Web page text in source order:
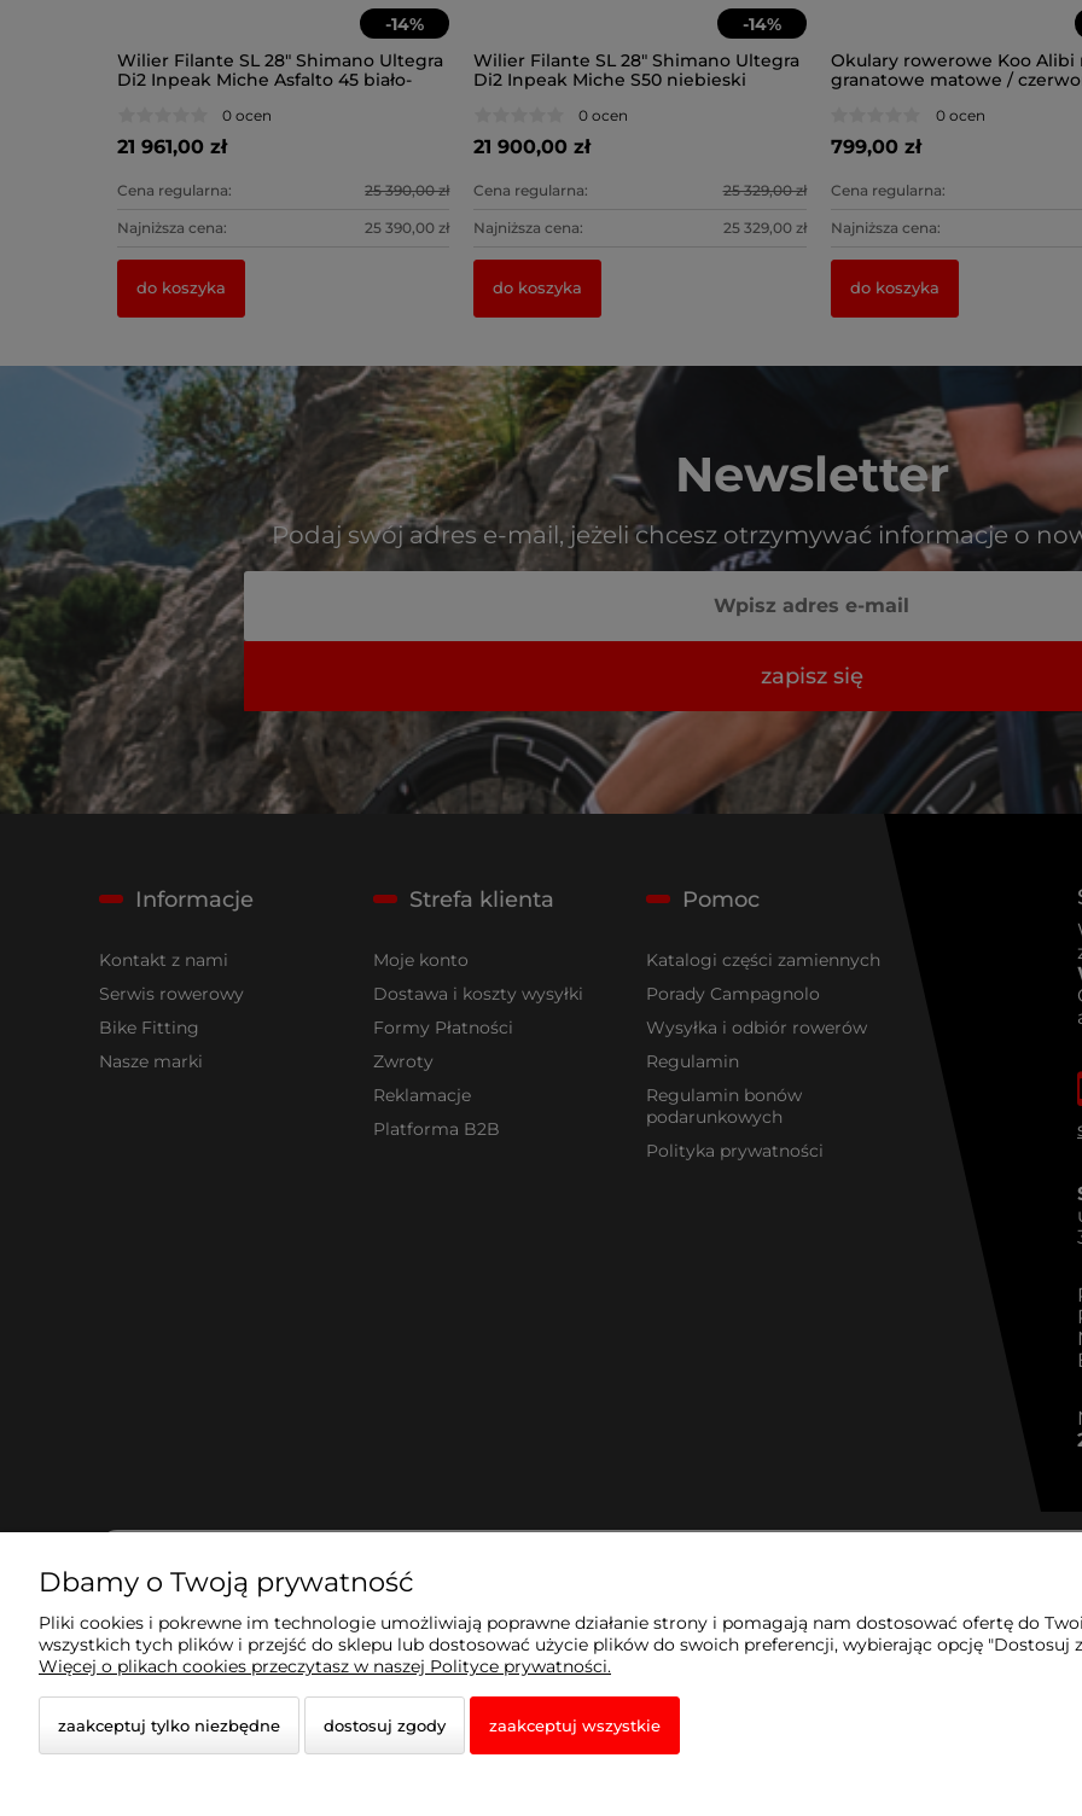
-14%
Wilier Filante SL 28" Shimano Ultegra
Di2 Inpeak Miche Asfalto 45 biało-
0 ocen
21 961,00 zł
Cena regularna: 25 390,00 zł
Najniższa cena: 25 390,00 zł
do koszyka
14%
Wilier Filante SL 28" Shimano Ultegra
Di2 Inpeak Miche S50 niebieski
0 ocen
21 900,00 zł
Cena regularna: 25 329,00 zł
Najniższa cena: 25 329,00 zł
do koszyka
Okulary rowerowe Koo Alibi
granatowe matowe /
0 ocen
799,00 zł
Cena regularna:
Najniższa cena:
do koszyka
Newsletter
Podaj swój adres e-mail, jeżeli chcesz otrzymywać informacje o
zapisz się
Informacje
Kontakt z nami
Serwis rowerowy
Bike Fitting
Nasze marki
Strefa klienta
Moje konto
Dostawa i koszty wysyłki
Formy Płatności
Zwroty
Reklamacje
Platforma B2B
Pomoc
Katalogi części zamiennych
Porady Campagnolo
Wysyłka i odbiór rowerów
Regulamin
Regulamin bonów
podarunkowych
Polityka prywatności
Dbamy o Twoją prywatność
Pliki cookies i pokrewne im technologie umożliwiają poprawne działanie strony i pomagają nam dostosować ofertę do
wszystkich tych plików i przejść do sklepu lub dostosować użycie plików do swoich preferencji, wybierając opcję "Dostosuj
Więcej o plikach cookies przeczytasz w naszej Polityce prywatności.
zaakceptuj tylko niezbędne dostosuj zgody zaakceptuj wszystkie